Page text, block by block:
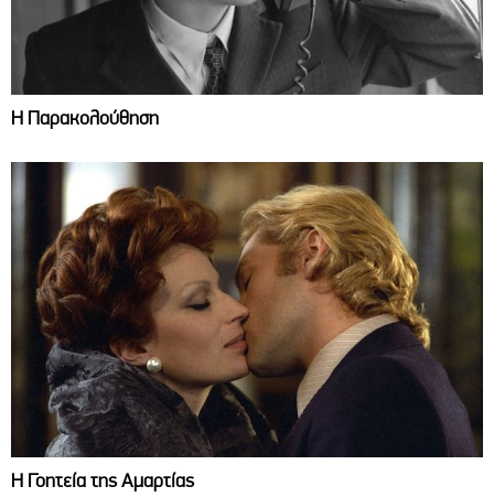
Η Παρακολούθηση
Η Γοητεία της Αμαρτίας